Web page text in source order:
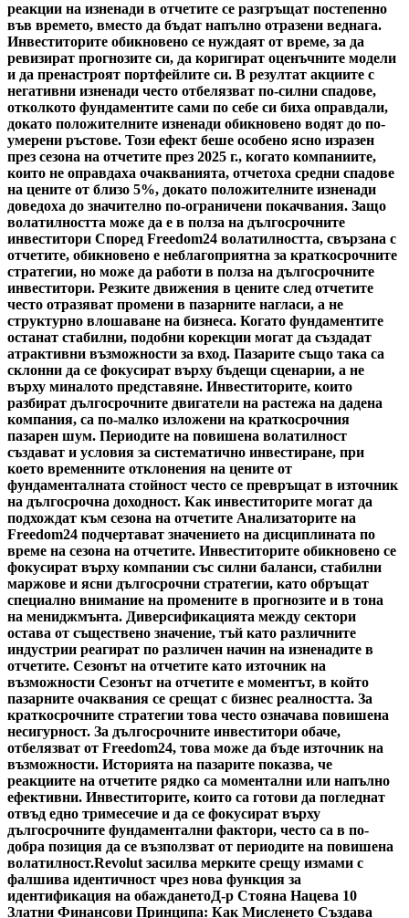
реакции на изненади в отчетите се разгръщат постепенно
във времето, вместо да бъдат напълно отразени веднага.
Инвеститорите обикновено се нуждаят от време, за да
ревизират прогнозите си, да коригират оценъчните модели
и да пренастроят портфейлите си. В резултат акциите с
негативни изненади често отбелязват по-силни спадове,
отколкото фундаментите сами по себе си биха оправдали,
докато положителните изненади обикновено водят до по-
умерени ръстове. Този ефект беше особено ясно изразен
през сезона на отчетите през 2025 г., когато компаниите,
които не оправдаха очакванията, отчетоха средни спадове
на цените от близо 5%, докато положителните изненади
доведоха до значително по-ограничени покачвания. Защо
волатилността може да е в полза на дългосрочните
инвеститори Според Freedom24 волатилността, свързана с
отчетите, обикновено е неблагоприятна за краткосрочните
стратегии, но може да работи в полза на дългосрочните
инвеститори. Резките движения в цените след отчетите
често отразяват промени в пазарните нагласи, а не
структурно влошаване на бизнеса. Когато фундаментите
останат стабилни, подобни корекции могат да създадат
атрактивни възможности за вход. Пазарите също така са
склонни да се фокусират върху бъдещи сценарии, а не
върху миналото представяне. Инвеститорите, които
разбират дългосрочните двигатели на растежа на дадена
компания, са по-малко изложени на краткосрочния
пазарен шум. Периодите на повишена волатилност
създават и условия за систематично инвестиране, при
което временните отклонения на цените от
фундаменталната стойност често се превръщат в източник
на дългосрочна доходност. Как инвеститорите могат да
подхождат към сезона на отчетите Анализаторите на
Freedom24 подчертават значението на дисциплината по
време на сезона на отчетите. Инвеститорите обикновено се
фокусират върху компании със силни баланси, стабилни
маржове и ясни дългосрочни стратегии, като обръщат
специално внимание на промените в прогнозите и в тона
на мениджмънта. Диверсификацията между сектори
остава от съществено значение, тъй като различните
индустрии реагират по различен начин на изненадите в
отчетите. Сезонът на отчетите като източник на
възможности Сезонът на отчетите е моментът, в който
пазарните очаквания се срещат с бизнес реалността. За
краткосрочните стратегии това често означава повишена
несигурност. За дългосрочните инвеститори обаче,
отбелязват от Freedom24, това може да бъде източник на
възможности. Историята на пазарите показва, че
реакциите на отчетите рядко са моментални или напълно
ефективни. Инвеститорите, които са готови да погледнат
отвъд едно тримесечие и да се фокусират върху
дългосрочните фундаментални фактори, често са в по-
добра позиция да се възползват от периодите на повишена
волатилност.Revolut засилва мерките срещу измами с
фалшива идентичност чрез нова функция за
идентификация на обажданетоД-р Стояна Нацева 10
Златни Финансови Принципа: Как Мисленето Създава